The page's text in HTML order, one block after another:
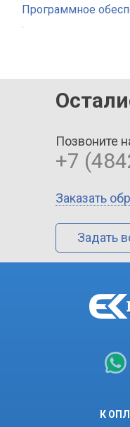
Программное
.
Позвоните
+7
Заказать
Задать
К